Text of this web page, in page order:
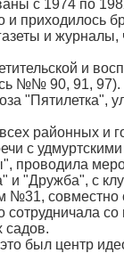
с 1974 по
приходилось
и
и
№№ 90, 91,
"Пятилетка",
районных и
с
проводила
и "Дружба", с
№31, совместно
сотрудничала
садов.
был центр